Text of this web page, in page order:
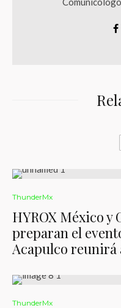
ThunderMx
HYROX México
preparan el
Acapulco reunirá
ThunderMx